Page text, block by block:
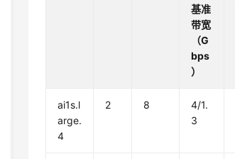
基准
带宽
（G
bps
）
ai1s.l
arge.
4
2 8
4/1.
3